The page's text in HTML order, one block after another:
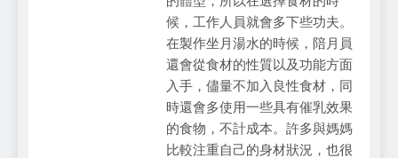
候，工作人員就會多下些功夫。
在製作坐月湯水的時候，陪月員
還會從食材的性質以及功能方面
入手，儘量不加入良性食材，同
時還會多使用一些具有催乳效果
的食物，不計成本。許多與媽媽
比較注重自己的身材狀況，也很